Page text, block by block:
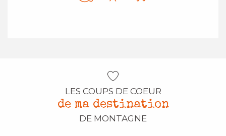
LES COUPS DE COEUR
de ma destination
DE MONTAGNE